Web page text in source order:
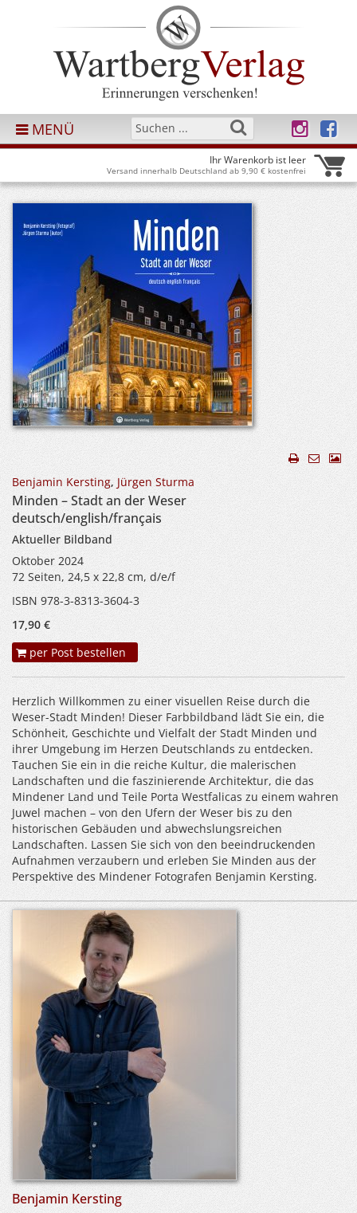
MENÜ
Ihr Warenkorb ist leer
Versand innerhalb Deutschland ab 9,90 € kostenfrei
Benjamin Kersting, Jürgen Sturma
Minden – Stadt an der Weser
deutsch/english/français
Aktueller Bildband
Oktober 2024
72 Seiten, 24,5 x 22,8 cm, d/e/f
ISBN 978-3-8313-3604-3
17,90 €
per Post bestellen
Herzlich Willkommen zu einer visuellen Reise durch die
Weser-Stadt Minden! Dieser Farbbildband lädt Sie ein, die
Schönheit, Geschichte und Vielfalt der Stadt Minden und
ihrer Umgebung im Herzen Deutschlands zu entdecken.
Tauchen Sie ein in die reiche Kultur, die malerischen
Landschaften und die faszinierende Architektur, die das
Mindener Land und Teile Porta Westfalicas zu einem wahren
Juwel machen – von den Ufern der Weser bis zu den
historischen Gebäuden und abwechslungsreichen
Landschaften. Lassen Sie sich von den beeindruckenden
Aufnahmen verzaubern und erleben Sie Minden aus der
Perspektive des Mindener Fotografen Benjamin Kersting.
Benjamin Kersting